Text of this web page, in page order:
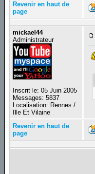
Revenir en haut de
page
mickael44
Administrateur
Inscrit le: 05 Juin 2005
Messages: 5837
Localisation: Rennes /
Ille Et Vilaine
Revenir en haut de
page